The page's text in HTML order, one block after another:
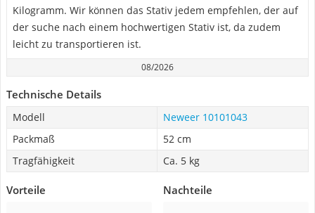
Kilogramm. Wir können das Stativ jedem empfehlen, der auf
der suche nach einem hochwertigen Stativ ist, da zudem
leicht zu transportieren ist.
08/2026
Technische Details
Modell
Neweer 10101043
Packmaß
52 cm
Tragfähigkeit
Ca. 5 kg
Vorteile Nachteile